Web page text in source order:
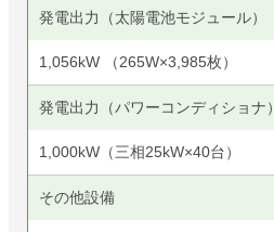
発電出力（太陽電池モジュール）
1,056kW （265W×3,985枚）
発電出力（パワーコンディショナ）
1,000kW（三相25kW×40台）
その他設備